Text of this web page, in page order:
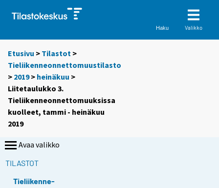
Haku Valikko
Etusivu > Tilastot >
Tieliikenneonnettomuustilasto
> 2019> heinäkuu >
Liitetaulukko 3.
Tieliikenneonnettomuuksissa
kuolleet, tammi - heinäkuu
2019
Avaa valikko
TILASTOT
Tieliikenne-